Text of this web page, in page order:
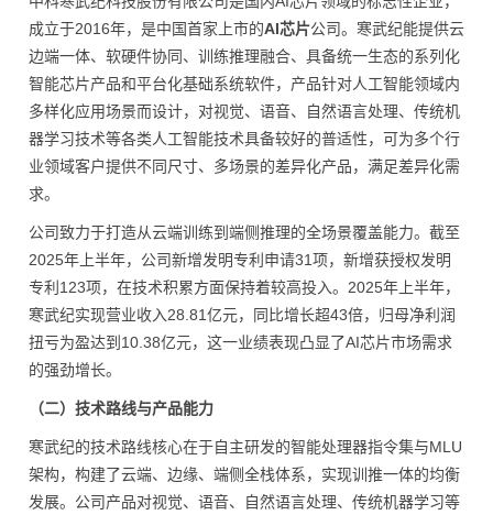
成立于2016年，是中国首家上市的AI芯片公司。寒武纪能提供云
边端一体、软硬件协同、训练推理融合、具备统一生态的系列化
智能芯片产品和平台化基础系统软件，产品针对人工智能领域内
多样化应用场景而设计，对视觉、语音、自然语言处理、传统机
器学习技术等各类人工智能技术具备较好的普适性，可为多个行
业领域客户提供不同尺寸、多场景的差异化产品，满足差异化需
求。
公司致力于打造从云端训练到端侧推理的全场景覆盖能力。截至
2025年上半年，公司新增发明专利申请31项，新增获授权发明
专利123项，在技术积累方面保持着较高投入。2025年上半年，
寒武纪实现营业收入28.81亿元，同比增长超43倍，归母净利润
扭亏为盈达到10.38亿元，这一业绩表现凸显了AI芯片市场需求
的强劲增长。
（二）技术路线与产品能力
寒武纪的技术路线核心在于自主研发的智能处理器指令集与MLU
架构，构建了云端、边缘、端侧全栈体系，实现训推一体的均衡
发展。公司产品对视觉、语音、自然语言处理、传统机器学习等